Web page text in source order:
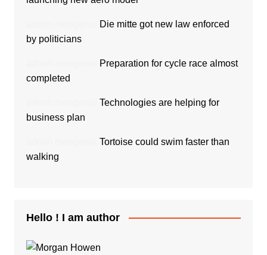
Die mitte got new law enforced
by politicians
Preparation for cycle race almost
completed
Technologies are helping for
business plan
Tortoise could swim faster than
walking
Hello ! I am author